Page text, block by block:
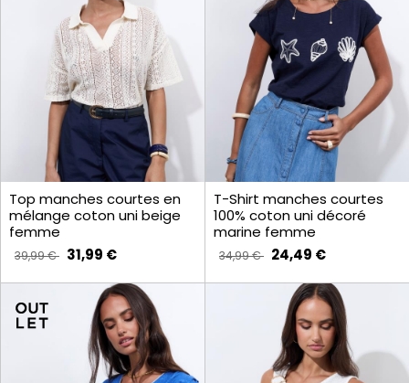
Top manches courtes en
mélange coton uni beige
femme
39,99 € 31,99 €
T-Shirt manches courtes
100% coton uni décoré
marine femme
34,99 € 24,49 €